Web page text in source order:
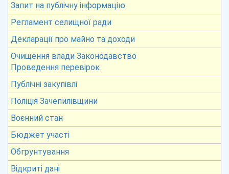
Запит на публічну інформацію
Регламент селищної ради
Декларації про майно та доходи
Очищення влади Законодавство
Проведення перевірок
Публічні закупівлі
Поліція Зачепилівщини
Воєнний стан
Бюджет участі
Обгрунтування
Відкриті дані